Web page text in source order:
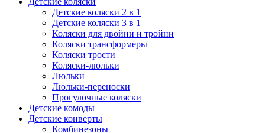
Детские коляски 2 в 1
Детские коляски 3 в 1
Коляски для двойни и тройни
Коляски трансформеры
Коляски трости
Коляски-люльки
Люльки
Люльки-переноски
Прогулочные коляски
Детские комоды
Детские конверты
Комбинезоны